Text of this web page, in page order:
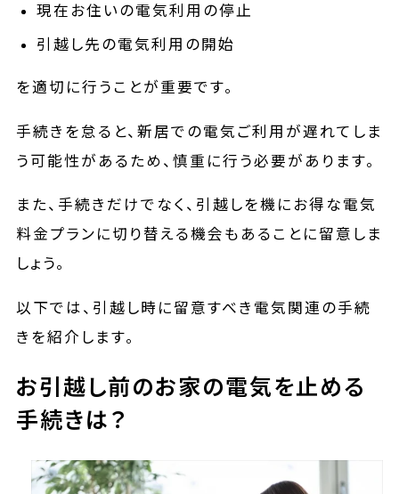
現在お住いの電気利用の停止
引越し先の電気利用の開始
を適切に行うことが重要です。
手続きを怠ると、新居での電気ご利用が遅れてしま
う可能性があるため、慎重に行う必要があります。
また、手続きだけでなく、引越しを機にお得な電気
料金プランに切り替える機会もあることに留意しま
しょう。
以下では、引越し時に留意すべき電気関連の手続
きを紹介します。
お引越し前のお家の電気を止める
手続きは？